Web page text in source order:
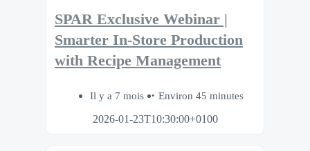
SPAR Exclusive Webinar |
Smarter In-Store Production
with Recipe Management
Il y a 7 mois
Environ 45 minutes
2026-01-23T10:30:00+0100